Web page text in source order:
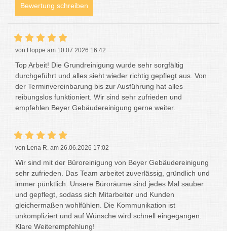
Bewertung schreiben
von Hoppe am 10.07.2026 16:42
Top Arbeit! Die Grundreinigung wurde sehr sorgfältig
durchgeführt und alles sieht wieder richtig gepflegt aus. Von
der Terminvereinbarung bis zur Ausführung hat alles
reibungslos funktioniert. Wir sind sehr zufrieden und
empfehlen Beyer Gebäudereinigung gerne weiter.
von Lena R. am 26.06.2026 17:02
Wir sind mit der Büroreinigung von Beyer Gebäudereinigung
sehr zufrieden. Das Team arbeitet zuverlässig, gründlich und
immer pünktlich. Unsere Büroräume sind jedes Mal sauber
und gepflegt, sodass sich Mitarbeiter und Kunden
gleichermaßen wohlfühlen. Die Kommunikation ist
unkompliziert und auf Wünsche wird schnell eingegangen.
Klare Weiterempfehlung!